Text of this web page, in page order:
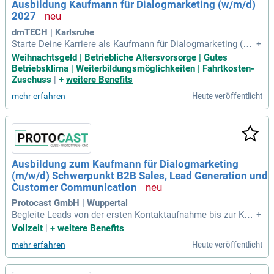
Ausbildung Kaufmann für Dialogmarketing (w/m/d)
2027
dmTECH | Karlsruhe
Starte Deine Karriere als Kaufmann für Dialogmarketing (w/
m/d) bei dm TECH! In dieser Ausbildung lernst Du, Kunden k
ompetent zu beraten und ihnen bei Fragen zu Produkten, Ser
vices sowie zum dm-Onlineshop weiterzuhelfen. Du entwick
d auf die Bedürfnisse der Kunden einzugehen. Mit Deiner ko
mmunikativen Art wirst Du zum Experten in erfolgreicher Ge
sprächsführung. Zudem meisterst Du den Umgang mit Tick
etsystemen, um Anfragen professionell zu bearbeiten. Bewir
b Dich jetzt und lege den Grundstein für Deine Zukunft im Di
alogmarketing!
+
Weihnachtsgeld | Betriebliche Altersvorsorge | Gutes
Betriebsklima | Weiterbildungsmöglichkeiten | Fahrtkosten-
Zuschuss | + weitere Benefits
mehr erfahren Heute veröffentlicht
Ausbildung zum Kaufmann für Dialogmarketing
(m/w/d) Schwerpunkt B2B Sales, Lead Generation und
Customer Communication
Protocast GmbH | Wuppertal
Begleite Leads von der ersten Kontaktaufnahme bis zur Kun
denanfrage. Durch moderne CRM-Systeme wie Pipedrive ge
d. Gemeinsam erstellen wir effektive Gesprächsleitfäden un
d innovative Vertriebsansätze. Du wertest Gesprächsergebn
isse aus und identifizierst erfolgreiche Maßnahmen. In der K
+
Vollzeit | + weitere Benefits
mehr erfahren Heute veröffentlicht